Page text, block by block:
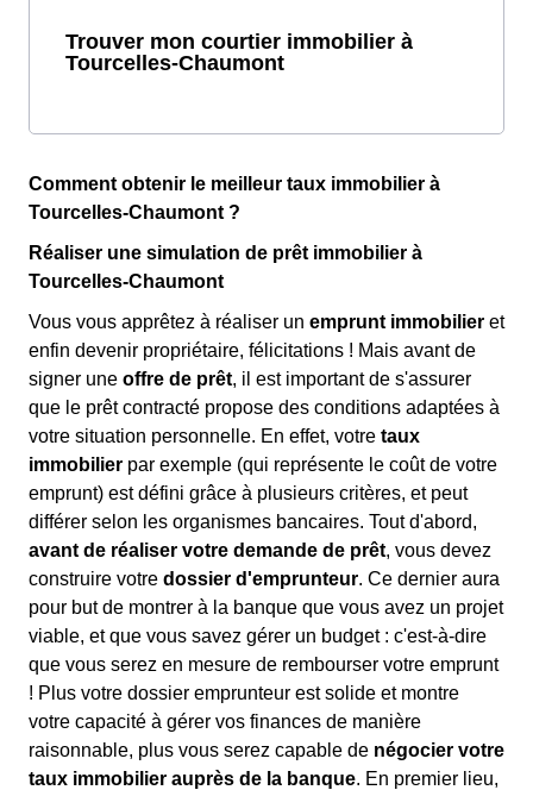
Trouver mon courtier immobilier à
Tourcelles-Chaumont
Comment obtenir le meilleur taux immobilier à
Tourcelles-Chaumont ?
Réaliser une simulation de prêt immobilier à
Tourcelles-Chaumont
Vous vous apprêtez à réaliser un emprunt immobilier et
enfin devenir propriétaire, félicitations ! Mais avant de
signer une offre de prêt, il est important de s'assurer
que le prêt contracté propose des conditions adaptées à
votre situation personnelle. En effet, votre taux
immobilier par exemple (qui représente le coût de votre
emprunt) est défini grâce à plusieurs critères, et peut
différer selon les organismes bancaires. Tout d'abord,
avant de réaliser votre demande de prêt, vous devez
construire votre dossier d'emprunteur. Ce dernier aura
pour but de montrer à la banque que vous avez un projet
viable, et que vous savez gérer un budget : c'est-à-dire
que vous serez en mesure de rembourser votre emprunt
! Plus votre dossier emprunteur est solide et montre
votre capacité à gérer vos finances de manière
raisonnable, plus vous serez capable de négocier votre
taux immobilier auprès de la banque. En premier lieu,